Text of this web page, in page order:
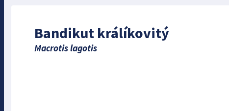
Bandikut králíkovitý
Macrotis lagotis